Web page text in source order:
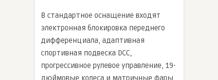
В стандартное оснащение входят
электронная блокировка переднего
дифференциала, адаптивная
спортивная подвеска DCC,
прогрессивное рулевое управление, 19-